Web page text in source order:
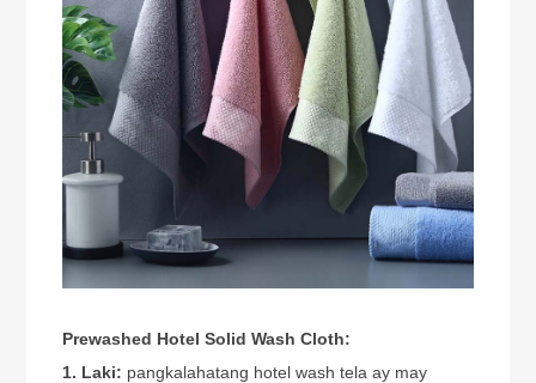
Prewashed Hotel Solid Wash Cloth:
1. Laki: pangkalahatang hotel wash tela ay may